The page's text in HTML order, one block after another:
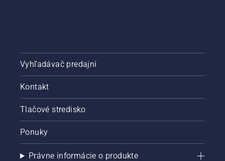
Vyhľadávač predajní
Kontakt
Tlačové stredisko
Ponuky
Právne informácie o produkte